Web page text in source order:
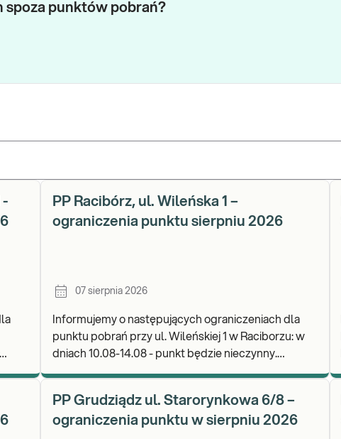
spoza punktów pobrań?
-
PP Racibórz, ul. Wileńska 1 –
ograniczenia punktu sierpniu 2026
07 sierpnia 2026
Informujemy o następujących ograniczeniach dla
punktu pobrań przy ul. Wileńskiej 1 w Raciborzu: w
dniach 10.08-14.08 - punkt będzie nieczynny.
PP Grudziądz ul. Starorynkowa 6/8 –
ograniczenia punktu w sierpniu 2026